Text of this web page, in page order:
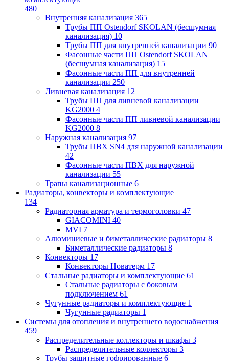
480
Внутренняя канализация 365
Трубы ПП Ostendorf SKOLAN (бесшумная
канализация) 10
Трубы ПП для внутренней канализации 90
Фасонные части ПП Ostendorf SKOLAN
(бесшумная канализация) 15
Фасонные части ПП для внутренней
канализации 250
Ливневая канализация 12
Трубы ПП для ливневой канализации
KG2000 4
Фасонные части ПП ливневой канализации
KG2000 8
Наружная канализация 97
Трубы ПВХ SN4 для наружной канализации
42
Фасонные части ПВХ для наружной
канализации 55
Трапы канализационные 6
Радиаторы, конвекторы и комплектующие
134
Радиаторная арматура и термоголовки 47
GIACOMINI 40
MVI 7
Алюминиевые и биметаллические радиаторы 8
Биметаллические радиаторы 8
Конвекторы 17
Конвекторы Новатерм 17
Стальные радиаторы и комплектующие 61
Стальные радиаторы с боковым
подключением 61
Чугунные радиаторы и комплектующие 1
Чугунные радиаторы 1
Системы для отопления и внутреннего водоснабжения
459
Распределительные коллекторы и шкафы 3
Распределительные коллекторы 3
Трубы защитные гофрированные 6